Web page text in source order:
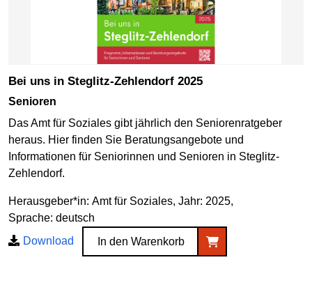
Bei uns in Steglitz-Zehlendorf 2025
Senioren
Das Amt für Soziales gibt jährlich den Seniorenratgeber
heraus. Hier finden Sie Beratungsangebote und
Informationen für Seniorinnen und Senioren in Steglitz-
Zehlendorf.
Herausgeber*in: Amt für Soziales, Jahr: 2025,
Sprache: deutsch
Download
In den Warenkorb